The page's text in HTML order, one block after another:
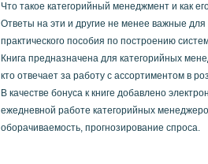
Что такое категорийный менеджмент и как
Ответы на эти и другие не менее важные
практического пособия по построению
Книга предназначена для категорийных
кто отвечает за работу с ассортиментом в
В качестве бонуса к книге добавлено
ежедневной работе категорийных
оборачиваемость, прогнозирование спроса.